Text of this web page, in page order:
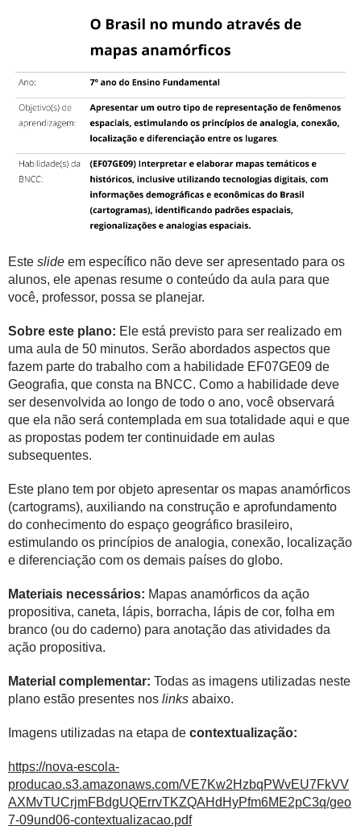
Este slide em específico não deve ser apresentado para os
alunos, ele apenas resume o conteúdo da aula para que
você, professor, possa se planejar.
Sobre este plano: Ele está previsto para ser realizado em
uma aula de 50 minutos. Serão abordados aspectos que
fazem parte do trabalho com a habilidade EF07GE09 de
Geografia, que consta na BNCC. Como a habilidade deve
ser desenvolvida ao longo de todo o ano, você observará
que ela não será contemplada em sua totalidade aqui e que
as propostas podem ter continuidade em aulas
subsequentes.
Este plano tem por objeto apresentar os mapas anamórficos
(cartograms), auxiliando na construção e aprofundamento
do conhecimento do espaço geográfico brasileiro,
estimulando os princípios de analogia, conexão, localização
e diferenciação com os demais países do globo.
Materiais necessários: Mapas anamórficos da ação
propositiva, caneta, lápis, borracha, lápis de cor, folha em
branco (ou do caderno) para anotação das atividades da
ação propositiva.
Material complementar: Todas as imagens utilizadas neste
plano estão presentes nos links abaixo.
Imagens utilizadas na etapa de contextualização:
https://nova-escola-
producao.s3.amazonaws.com/VE7Kw2HzbqPWvEU7FkVV
AXMvTUCrjmFBdgUQErrvTKZQAHdHyPfm6ME2pC3q/geo
7-09und06-contextualizacao.pdf